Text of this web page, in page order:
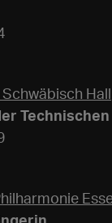
Hall